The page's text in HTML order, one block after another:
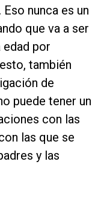
nunca es un
que va a ser
por
también
de
puede tener un
con las
las que se
y las